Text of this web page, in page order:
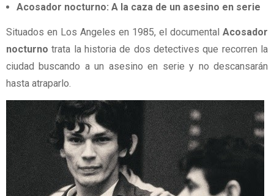
Acosador nocturno: A la caza de un asesino en serie
Situados en Los Angeles en 1985, el documental Acosador
nocturno trata la historia de dos detectives que recorren la
ciudad buscando a un asesino en serie y no descansarán
hasta atraparlo.